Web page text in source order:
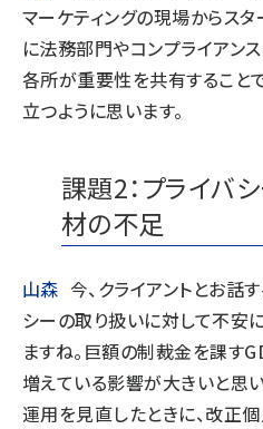
マーケティングの現場からスタ
に法務部門やコンプライアン
各所が重要性を共有すること
立つように思います。
課題2：プライバ
材の不足
山森 今、クライアントとお話
シーの取り扱いに対して不安
ますね。巨額の制裁金を課す
増えている影響が大きいと思
運用を見直したときに、改正